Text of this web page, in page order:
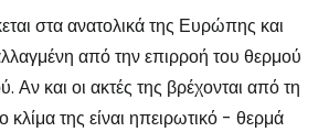
στα ανατολικά της Ευρώπης και
από την επιρροή του θερμού
Αν και οι ακτές της βρέχονται από τη
της είναι ηπειρωτικό - θερμά